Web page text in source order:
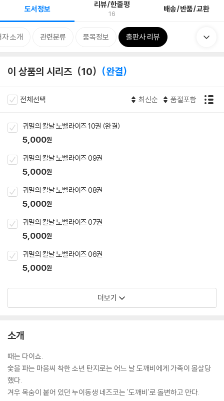
도서정보 리뷰/한줄평
16 배송/반품/교환
자 소개 관련분류 품목정보 출판사 리뷰
이 상품의 시리즈 10 완결
전체선택 최신순 품절포함
귀멸의 칼날 노벨라이즈 10권 (완결)
5,000원
귀멸의 칼날 노벨라이즈 09권
5,000원
귀멸의 칼날 노벨라이즈 08권
5,000원
귀멸의 칼날 노벨라이즈 07권
5,000원
귀멸의 칼날 노벨라이즈 06권
5,000원
더보기
소개
때는 다이쇼.
숯을 파는 마음씨 착한 소년 탄지로는 어느 날 도깨비에게 가족이 몰살당
했다.
겨우 목숨이 붙어 있던 누이동생 네즈코는 '도깨비'로 돌변하고 만다.